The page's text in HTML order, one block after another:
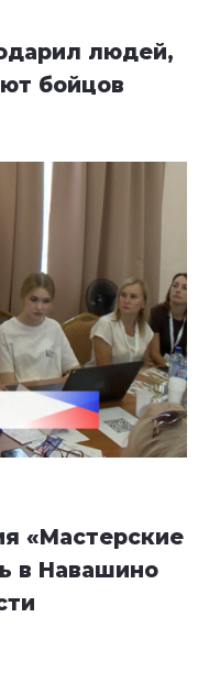
людей,
бойцов
«Мастерские
в Навашино